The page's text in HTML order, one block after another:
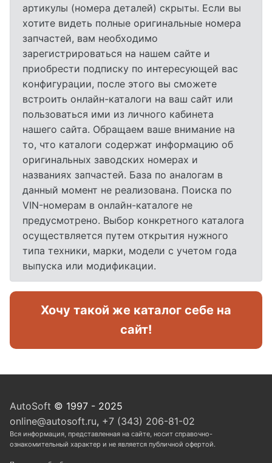
артикулы (номера деталей) скрыты. Если вы
хотите видеть полные оригинальные номера
запчастей, вам необходимо
зарегистрироваться на нашем сайте и
приобрести подписку по интересующей вас
конфигурации, после этого вы сможете
встроить онлайн-каталоги на ваш сайт или
пользоваться ими из личного кабинета
нашего сайта. Обращаем ваше внимание на
то, что каталоги содержат информацию об
оригинальных заводских номерах и
названиях запчастей. База по аналогам в
данный момент не реализована. Поиска по
VIN-номерам в онлайн-каталоге не
предусмотрено. Выбор конкретного каталога
осуществляется путем открытия нужного
типа техники, марки, модели с учетом года
выпуска или модификации.
Хочу такой же каталог себе на
сайт!
AutoSoft © 1997 - 2025
online@autosoft.ru, +7 (343) 206-81-02
Вся информация, представленная на сайте, носит справочно-
ознакомительный характер и не является публичной офертой.